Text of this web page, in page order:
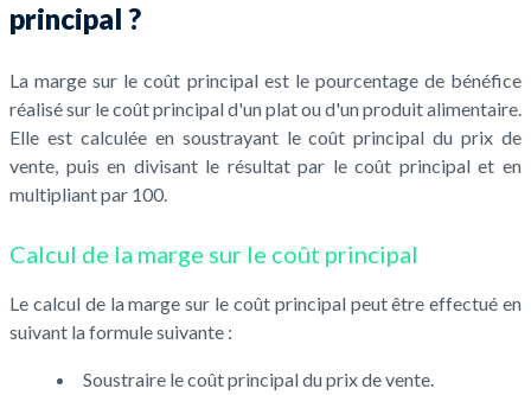
principal ?
La marge sur le coût principal est le pourcentage de bénéfice
réalisé sur le coût principal d'un plat ou d'un produit alimentaire.
Elle est calculée en soustrayant le coût principal du prix de
vente, puis en divisant le résultat par le coût principal et en
multipliant par 100.
Calcul de la marge sur le coût principal
Le calcul de la marge sur le coût principal peut être effectué en
suivant la formule suivante :
Soustraire le coût principal du prix de vente.